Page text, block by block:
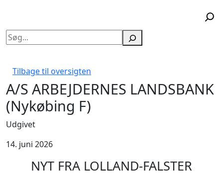
Søg
Tilbage til oversigten
A/S ARBEJDERNES LANDSBANK
(Nykøbing F)
Udgivet
14. juni 2026
NYT FRA LOLLAND-FALSTER